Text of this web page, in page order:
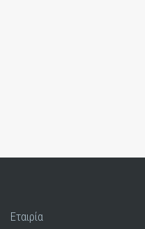
Εταιρία